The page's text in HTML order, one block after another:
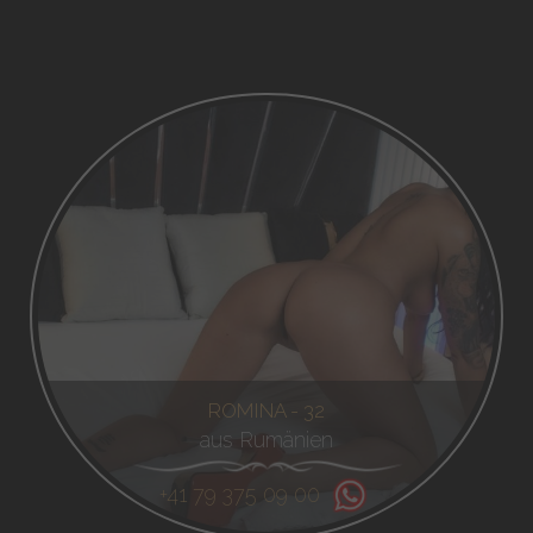
ROMINA - 32
aus Rumänien
+41 79 375 09 00